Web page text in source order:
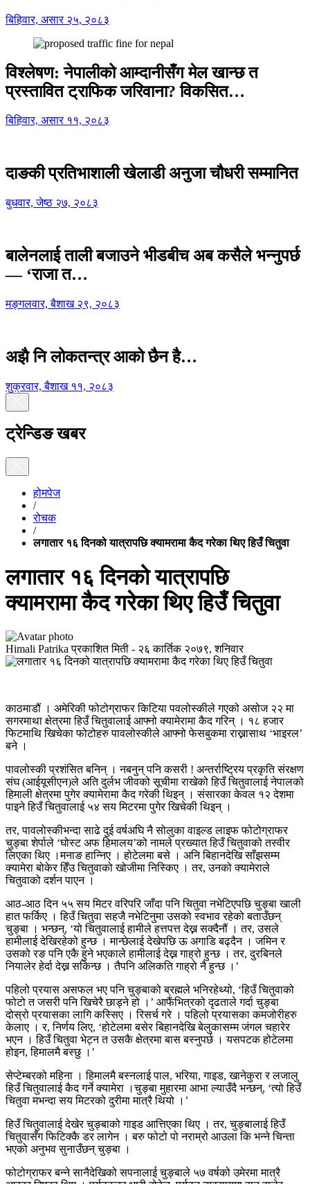
बिहिवार, असार २५, २०८३
विश्लेषण: नेपालीको आम्दानीसँग मेल खान्छ त
प्रस्तावित ट्राफिक जरिवाना? विकसित…
बिहिवार, असार ११, २०८३
दाङकी प्रतिभाशाली खेलाडी अनुजा चौधरी सम्मानित
बुधवार, जेष्ठ २७, २०८३
बालेनलाई ताली बजाउने भीडबीच अब कसैले भन्नुपर्छ
— ‘राजा त…
मङ्गलवार, बैशाख २९, २०८३
अझै नि लोकतन्त्र आको छैन है…
शुक्रवार, बैशाख ११, २०८३
ट्रेन्डिङ खबर
होमपेज
/
रोचक
/
लगातार १६ दिनको यात्रापछि क्यामरामा कैद गरेका थिए हिउँ चितुवा
लगातार १६ दिनको यात्रापछि
क्यामरामा कैद गरेका थिए हिउँ चितुवा
Himali Patrika प्रकाशित मिती - २६ कार्तिक २०७९, शनिवार
काठमाडौं । अमेरिकी फोटोग्राफर किटिया पवलोस्कीले गएको असोज २२ मा
सगरमाथा क्षेत्रमा हिउँ चितुवालाई आफ्नो क्यामेरामा कैद गरिन् । १८ हजार
फिटमाथि खिचेका फोटोहरु पावलोस्कीले आफ्नो फेसबुकमा राख्नासाथ ‘भाइरल’
बने ।
पावलोस्की प्रशंसित बनिन् । नबनुन् पनि कसरी ! अन्तर्राष्ट्रिय प्रकृति संरक्षण
संघ (आईयूसीएन)ले अति दुर्लभ जीवको सूचीमा राखेको हिउँ चितुवालाई नेपालको
हिमाली क्षेत्रमा पुगेर क्यामेरामा कैद गरेकी थिइन् । संसारका केवल १२ देशमा
पाइने हिउँ चितुवालाई ५४ सय मिटरमा पुगेर खिचेकी थिइन् ।
तर, पावलोस्कीभन्दा साढे दुई वर्षअघि नै सोलुका वाइल्ड लाइफ फोटोग्राफर
चुङ्बा शेर्पाले ‘घोस्ट अफ हिमालय’को नामले प्रख्यात हिउँ चितुवाको तस्वीर
लिएका थिए ।मनाङ हान्निए । होटेलमा बसे । अनि बिहानदेखि साँझसम्म
क्यामेरा बोकेर हिँउ चितुवाको खोजीमा निस्किए । तर, उनको क्यामेराले
चितुवाको दर्शन पाएन ।
आठ-आठ दिन ५५ सय मिटर वरिपरि जाँदा पनि चितुवा नभेटिएपछि चुङ्बा खाली
हात फर्किए । हिउँ चितुवा सहजै नभेटिनुमा उसको स्वभाव रहेको बताउँछन्
चुङ्बा । भन्छन्, ‘यो चितुवालाई हामीले हत्तपत्त देख्न सक्दैनौं । तर, उसले
हामीलाई देखिरहेको हुन्छ । मान्छेलाई देखेपछि ऊ अगाडि बढ्दैन । जमिन र
उसको रङ पनि एकै हुने भएकाले हामीलाई देख्न गाह्रो हुन्छ । तर, दुरबिनले
नियालेर हेर्दा देख्न सकिन्छ । तैपनि अलिकति गाह्रो नै हुन्छ ।’
पहिलो प्रयास असफल भए पनि चुङ्बाको ब्रह्मले भनिरहेथ्यो, ‘हिउँ चितुवाको
फोटो त जसरी पनि खिचेरै छाड्ने हो ।’ आफैंभित्रको दृढताले गर्दा चुङ्बा
दोस्रो प्रयासका लागि कस्सिए । रिसर्च गरे । पहिलो प्रयासका कमजोरीहरु
केलाए । र, निर्णय लिए, ‘होटेलमा बसेर बिहानदेखि बेलुकासम्म जंगल चहारेर
भएन । हिउँ चितुवा भेट्न त उसकै क्षेत्रमा बास बस्नुपर्छ । यसपटक होटेलमा
होइन, हिमालमै बस्छु ।’
सेप्टेम्बरको महिना । हिमालमै बस्नलाई पाल, भरिया, गाइड, खानेकुरा र लजालु
हिउँ चितुवालाई कैद गर्ने क्यामेरा ।चुङ्बा मुहारमा आभा ल्याउँदै भन्छन्, ‘त्यो हिउँ
चितुवा मभन्दा सय मिटरको दुरीमा मात्रै थियो ।’
हिउँ चितुवालाई देखेर चुङ्बाको गाइड आत्तिएका थिए । तर, चुङ्बालाई हिउँ
चितुवासँग फिटिक्कै डर लागेन । बरु फोटो पो नराम्रो आउला कि भन्ने चिन्ता
भएको अनुभव सुनाउँछन् चुङ्बा ।
फोटोग्राफर बन्ने सानैदेखिको सपनालाई चुङ्बाले ५७ वर्षको उमेरमा मात्रै